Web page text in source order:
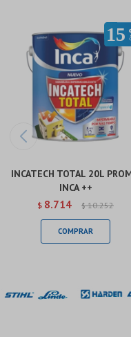
INCATECH TOTAL 20L
INCA ++
$ 8.714 $ 10.252